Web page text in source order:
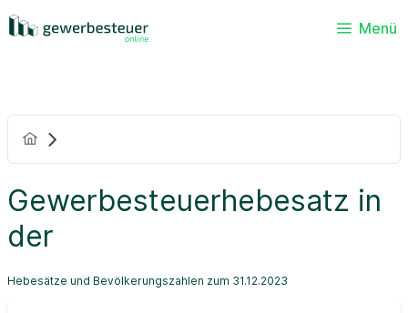
Menü
Gewerbesteuerhebesatz in
der
Hebesätze und Bevölkerungszahlen zum 31.12.2023